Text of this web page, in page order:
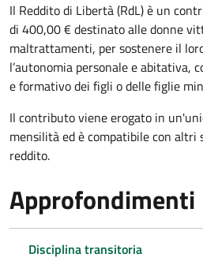
Il Reddito di Libertà (RdL) è un
di 400,00 € destinato alle donne
maltrattamenti, per sostenere il
l’autonomia personale e abitativa,
e formativo dei figli o delle figlie
Il contributo viene erogato in
mensilità ed è compatibile con
reddito.
Approfondimenti
Disciplina transitoria